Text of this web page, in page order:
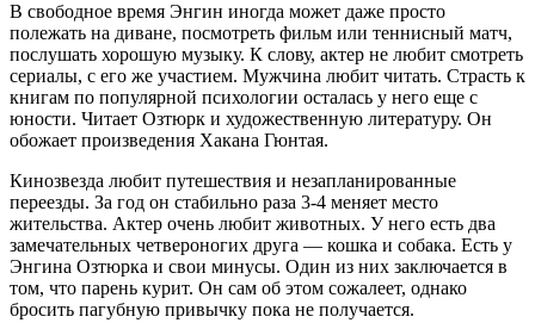
В свободное время Энгин иногда может даже просто
полежать на диване, посмотреть фильм или теннисный матч,
послушать хорошую музыку. К слову, актер не любит смотреть
сериалы, с его же участием. Мужчина любит читать. Страсть к
книгам по популярной психологии осталась у него еще с
юности. Читает Озтюрк и художественную литературу. Он
обожает произведения Хакана Гюнтая.
Кинозвезда любит путешествия и незапланированные
переезды. За год он стабильно раза 3-4 меняет место
жительства. Актер очень любит животных. У него есть два
замечательных четвероногих друга — кошка и собака. Есть у
Энгина Озтюрка и свои минусы. Один из них заключается в
том, что парень курит. Он сам об этом сожалеет, однако
бросить пагубную привычку пока не получается.